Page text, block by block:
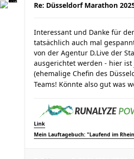
Re: Düsseldorf Marathon
Interessant und Danke für
tatsächlich auch mal
von der Agentur D.Live der
ausgerichtet werden - hier ist
(ehemalige Chefin des
Teams! Könnte also gut was
Link
Mein Lauftagebuch: "Laufend im